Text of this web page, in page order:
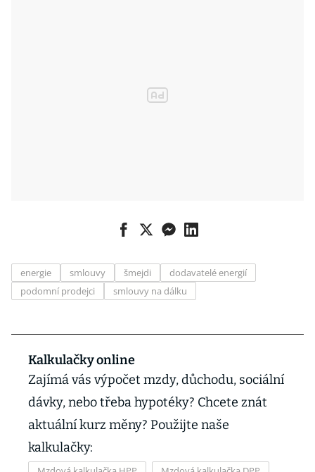
energie smlouvy šmejdi
dodavatelé energií
podomní prodejci
smlouvy na dálku
Kalkulačky online
Zajímá vás výpočet mzdy, důchodu, sociální
dávky, nebo třeba hypotéky? Chcete znát
aktuální kurz měny? Použijte naše
kalkulačky: